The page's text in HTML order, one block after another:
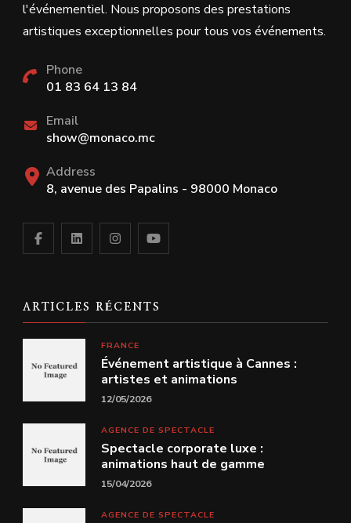
l'événementiel. Nous proposons des prestations
artistiques exceptionnelles pour tous vos événements.
Phone
01 83 64 13 84
Email
show@monaco.mc
Address
8, avenue des Papalins - 98000 Monaco
ARTICLES RÉCENTS
FRANCE
Événement artistique à Cannes :
artistes et animations
12/05/2026
AGENCE DE SPECTACLE
Spectacle corporate luxe :
animations haut de gamme
15/04/2026
AGENCE DE SPECTACLE